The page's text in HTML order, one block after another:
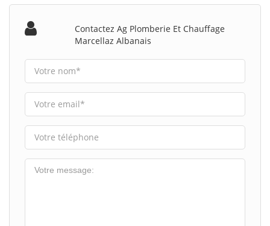
Contactez Ag Plomberie Et Chauffage
Marcellaz Albanais